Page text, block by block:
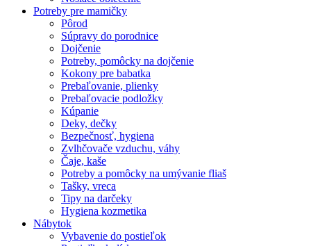
Potreby pre mamičky
Pôrod
Súpravy do porodnice
Dojčenie
Potreby, pomôcky na dojčenie
Kokony pre babatka
Prebaľovanie, plienky
Prebaľovacie podložky
Kúpanie
Deky, dečky
Bezpečnosť, hygiena
Zvlhčovače vzduchu, váhy
Čaje, kaše
Potreby a pomôcky na umývanie fliaš
Tašky, vreca
Tipy na darčeky
Hygiena kozmetika
Nábytok
Vybavenie do postieľok